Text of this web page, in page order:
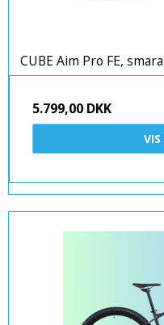
CUBE Aim Pro FE,
5.799,00 DKK